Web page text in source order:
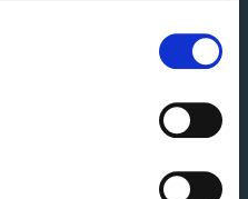
Customer service